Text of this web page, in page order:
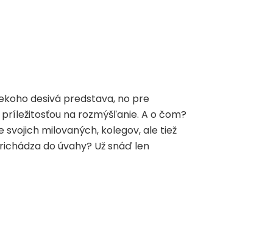
desivá predstava, no pre
na rozmýšľanie. A o čom?
milovaných, kolegov, ale tiež
do úvahy? Už snáď len